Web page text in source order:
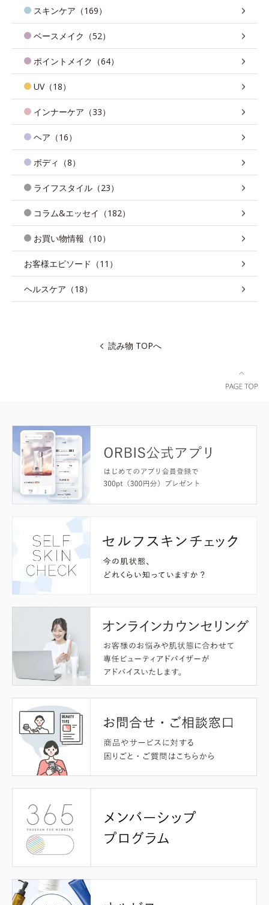
スキンケア（169）
ベースメイク（52）
ポイントメイク（64）
UV（18）
インナーケア（33）
ヘア（16）
ボディ（8）
ライフスタイル（23）
コラム&エッセイ（182）
お買い物情報（10）
お客様エピソード（11）
ヘルスケア（18）
読み物 TOPへ